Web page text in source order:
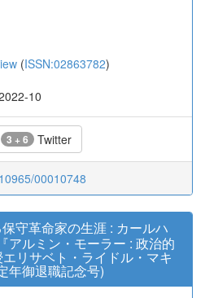
(ISSN:02863782)
10
3 + 6 Twitter
00010748
守革命家の生涯 : カールハ
アルミン・モーラー : 政治的
リサベト・ライドル・マキ
年御退職記念号)